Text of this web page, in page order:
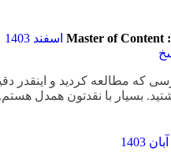
Master of
مطالعه کردید و اینقدر دقیق
با نقدتون همدل هستم.